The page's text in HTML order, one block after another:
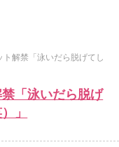
ト解禁「泳いだら脱げてし
「泳いだら脱げ
」